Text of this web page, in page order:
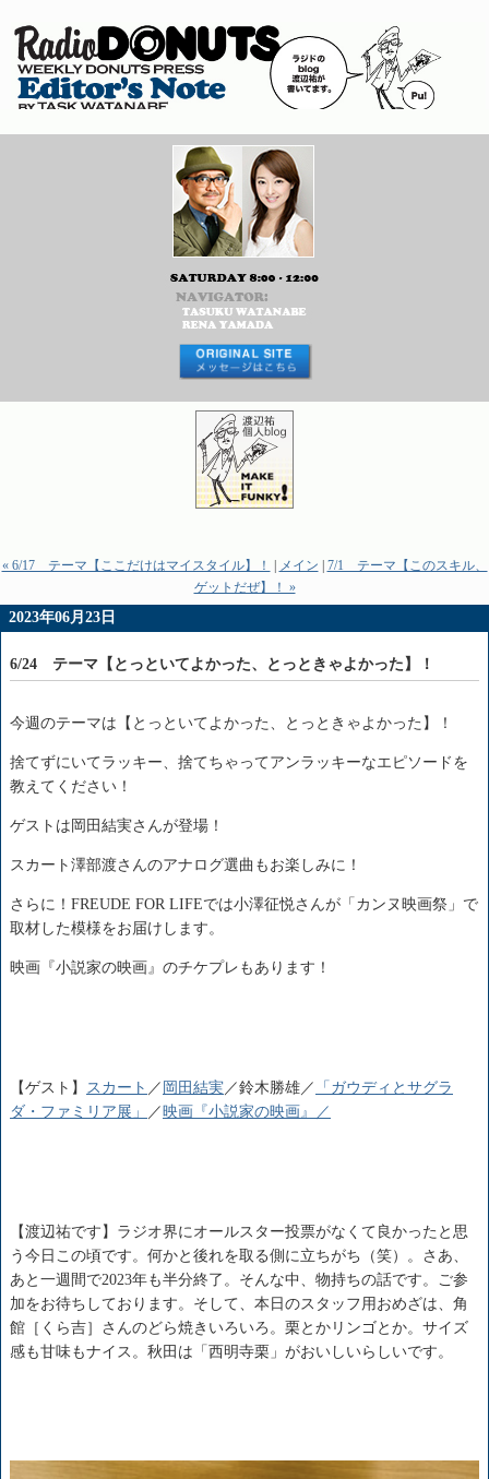
« 6/17 テーマ【ここだけはマイスタイル】！ メイン
7/1 テーマ【このスキル、
ゲットだぜ】！ »
2023年06月23日
6/24 テーマ【とっといてよかった、とっときゃよかった】！
今週のテーマは【とっといてよかった、とっときゃよかった】！
捨てずにいてラッキー、捨てちゃってアンラッキーなエピソードを
教えてください！
ゲストは岡田結実さんが登場！
スカート澤部渡さんのアナログ選曲もお楽しみに！
さらに！FREUDE FOR LIFEでは小澤征悦さんが「カンヌ映画祭」で
取材した模様をお届けします。
映画『小説家の映画』のチケプレもあります！
【ゲスト】 スカート ／ 岡田結実／鈴木勝雄／
「ガウディとサグラ
ダ・ファミリア展」
／映画『小説家の映画』／
【渡辺祐です】ラジオ界にオールスター投票がなくて良かったと思
う今日この頃です。何かと後れを取る側に立ちがち（笑）。さあ、
あと一週間で2023年も半分終了。そんな中、物持ちの話です。ご参
加をお待ちしております。そして、本日のスタッフ用おめざは、角
館［くら吉］さんのどら焼きいろいろ。栗とかリンゴとか。サイズ
感も甘味もナイス。秋田は「西明寺栗」がおいしいらしいです。